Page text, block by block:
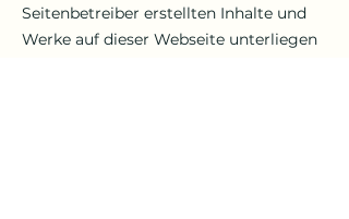
Seitenbetreiber erstellten Inhalte und
Werke auf dieser Webseite unterliegen